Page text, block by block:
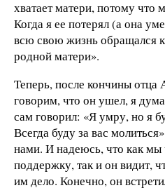
хватает матери, потому что
Когда я ее потерял (а она
всю свою жизнь обращался
родной матери».
Теперь, после кончины отца
говорим, что он ушел, я
сам говорил: «Я умру, но я
Всегда буду за вас
нами. И надеюсь, что как мы
поддержку, так и он видит,
им дело. Конечно, он